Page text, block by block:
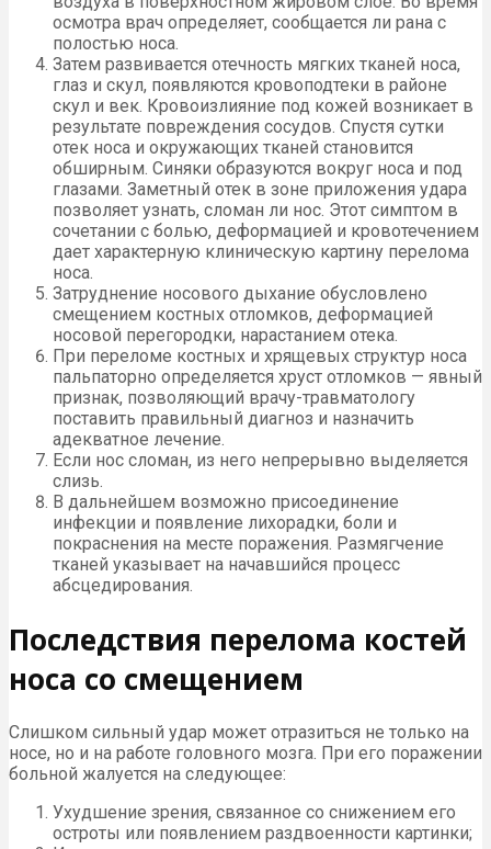
осмотра врач определяет, сообщается ли рана с
полостью носа.
Затем развивается отечность мягких тканей носа,
глаз и скул, появляются кровоподтеки в районе
скул и век. Кровоизлияние под кожей возникает в
результате повреждения сосудов. Спустя сутки
отек носа и окружающих тканей становится
обширным. Синяки образуются вокруг носа и под
глазами. Заметный отек в зоне приложения удара
позволяет узнать, сломан ли нос. Этот симптом в
сочетании с болью, деформацией и кровотечением
дает характерную клиническую картину перелома
носа.
Затруднение носового дыхание обусловлено
смещением костных отломков, деформацией
носовой перегородки, нарастанием отека.
При переломе костных и хрящевых структур носа
пальпаторно определяется хруст отломков — явный
признак, позволяющий врачу-травматологу
поставить правильный диагноз и назначить
адекватное лечение.
Если нос сломан, из него непрерывно выделяется
слизь.
В дальнейшем возможно присоединение
инфекции и появление лихорадки, боли и
покраснения на месте поражения. Размягчение
тканей указывает на начавшийся процесс
абсцедирования.
Последствия перелома костей
носа со смещением
Слишком сильный удар может отразиться не только на
носе, но и на работе головного мозга. При его поражении
больной жалуется на следующее:
Ухудшение зрения, связанное со снижением его
остроты или появлением раздвоенности картинки;